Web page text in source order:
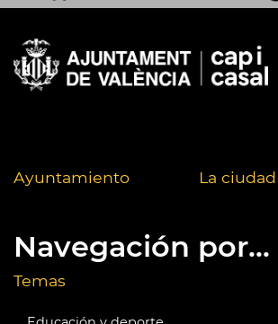
Ayuntamiento La ciudad
Navegación por...
Temas